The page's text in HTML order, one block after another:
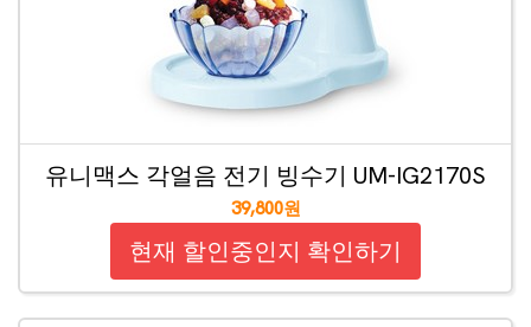
유니맥스 각얼음 전기 빙수기 UM-IG2170S
39,800원
현재 할인중인지 확인하기